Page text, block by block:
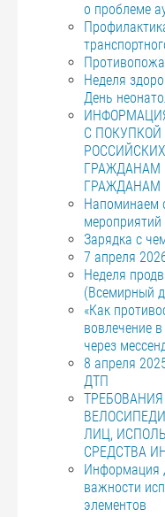
о проблеме
Неделя
День
С ПОКУПКОЙ
ГРАЖДАНАМ
ГРАЖДАНАМ
Напоминаем
мероприятий
Зарядка с
7 апреля
Неделя
(Всемирный
«Как
вовлечение
через
8 апреля
ДТП
ЛИЦ,
СРЕДСТВА
Информация
важности
элементов